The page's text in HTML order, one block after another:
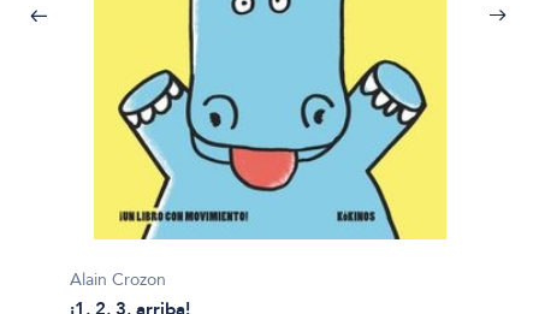
Alain Crozon
¡1, 2, 3, arriba!